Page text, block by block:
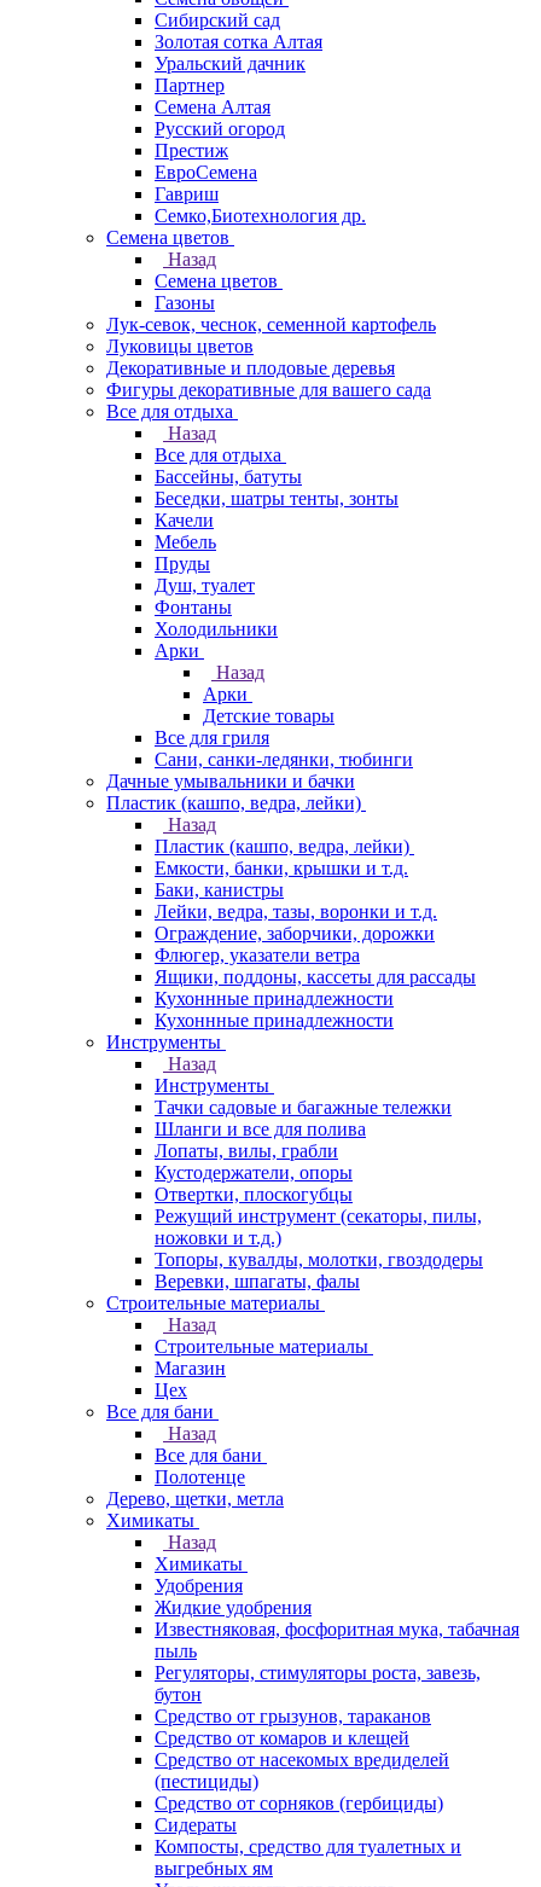
Сибирский сад
Золотая сотка Алтая
Уральский дачник
Партнер
Семена Алтая
Русский огород
Престиж
ЕвроСемена
Гавриш
Семко,Биотехнология др.
Семена цветов
Назад
Семена цветов
Газоны
Лук-севок, чеснок, семенной картофель
Луковицы цветов
Декоративные и плодовые деревья
Фигуры декоративные для вашего сада
Все для отдыха
Назад
Все для отдыха
Бассейны, батуты
Беседки, шатры тенты, зонты
Качели
Мебель
Пруды
Душ, туалет
Фонтаны
Холодильники
Арки
Назад
Арки
Детские товары
Все для гриля
Сани, санки-ледянки, тюбинги
Дачные умывальники и бачки
Пластик (кашпо, ведра, лейки)
Назад
Пластик (кашпо, ведра, лейки)
Емкости, банки, крышки и т.д.
Баки, канистры
Лейки, ведра, тазы, воронки и т.д.
Ограждение, заборчики, дорожки
Флюгер, указатели ветра
Ящики, поддоны, кассеты для рассады
Кухоннные принадлежности
Кухоннные принадлежности
Инструменты
Назад
Инструменты
Тачки садовые и багажные тележки
Шланги и все для полива
Лопаты, вилы, грабли
Кустодержатели, опоры
Отвертки, плоскогубцы
Режущий инструмент (секаторы, пилы,
ножовки и т.д.)
Топоры, кувалды, молотки, гвоздодеры
Веревки, шпагаты, фалы
Строительные материалы
Назад
Строительные материалы
Магазин
Цех
Все для бани
Назад
Все для бани
Полотенце
Дерево, щетки, метла
Химикаты
Назад
Химикаты
Удобрения
Жидкие удобрения
Известняковая, фосфоритная мука, табачная
пыль
Регуляторы, стимуляторы роста, завезь,
бутон
Средство от грызунов, тараканов
Средство от комаров и клещей
Средство от насекомых вредиделей
(пестициды)
Средство от сорняков (гербициды)
Сидераты
Компосты, средство для туалетных и
выгребных ям